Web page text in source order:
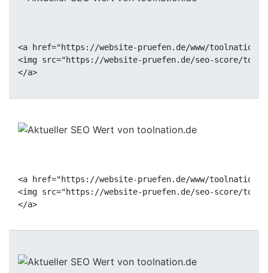
<a href="https://website-pruefen.de/www/
<img src="https://website-pruefen.de/seo-score/
<a href="https://website-pruefen.de/www/
<img src="https://website-pruefen.de/seo-score/